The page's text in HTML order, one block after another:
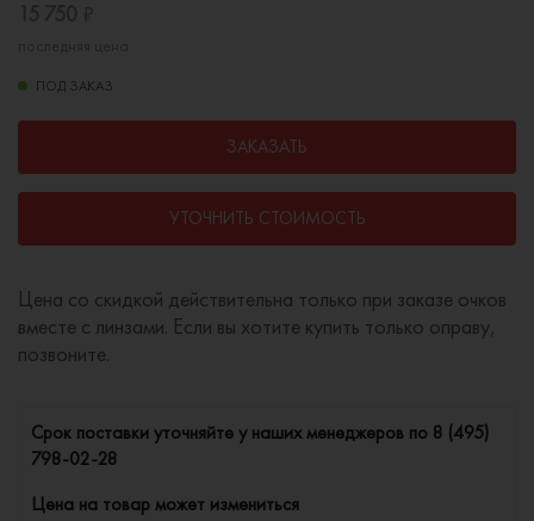
ПОД ЗАКАЗ
ЗАКАЗАТЬ
УТОЧНИТЬ СТОИМОСТЬ
Цена со скидкой действительна только при заказе очков
вместе с линзами. Если вы хотите купить только оправу,
позвоните.
Cрок поставки уточняйте у наших менеджеров по 8 (495)
798-02-28
Цена на товар может измениться